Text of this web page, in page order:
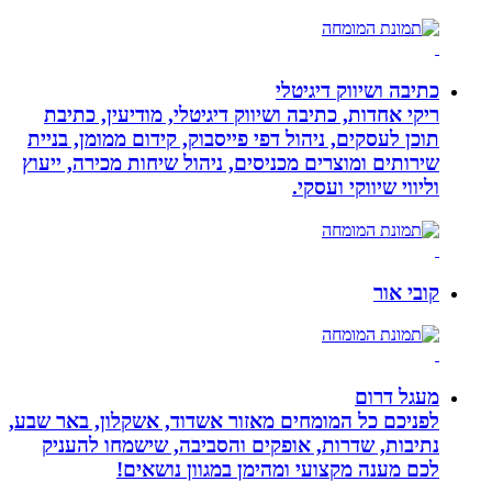
כתיבה ושיווק דיגיטלי
ריקי אחדות, כתיבה ושיווק דיגיטלי, מודיעין, כתיבת
תוכן לעסקים, ניהול דפי פייסבוק, קידום ממומן, בניית
שירותים ומוצרים מכניסים, ניהול שיחות מכירה, ייעוץ
וליווי שיווקי ועסקי.
קובי אור
מעגל דרום
לפניכם כל המומחים מאזור אשדוד, אשקלון, באר שבע,
נתיבות, שדרות, אופקים והסביבה, שישמחו להעניק
לכם מענה מקצועי ומהימן במגוון נושאים!